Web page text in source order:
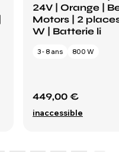
24V | Orange |
Motors | 2
W | Batterie li
3 - 8 ans 800 W
449,00 €
inaccessible